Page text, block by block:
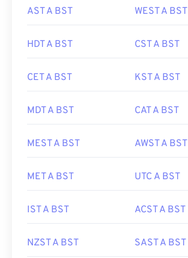
AST A BST WEST A BST
HDT A BST CST A BST
CET A BST KST A BST
MDT A BST CAT A BST
MEST A BST AWST A BST
MET A BST UTC A BST
IST A BST ACST A BST
NZST A BST SAST A BST